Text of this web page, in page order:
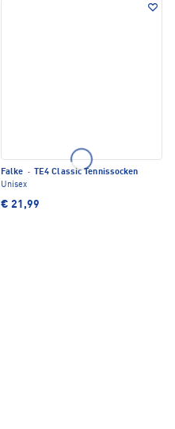
Falke ·
TE4 Classic Tennissocken
Unisex
€ 21,99